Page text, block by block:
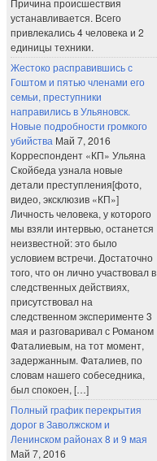
Причина происшествия
устанавливается. Всего
привлекались 4 человека и 2
единицы техники.
Жестоко расправившись с
Гоштом и пятью членами его
семьи, преступники
направились в Ульяновск.
Новые подробности громкого
убийства Май 7, 2016
Корреспондент «КП» Ульяна
Скойбеда узнала новые
детали преступления[фото,
видео, эксклюзив «КП»]
Личность человека, у которого
мы взяли интервью, останется
неизвестной: это было
условием встречи. Достаточно
того, что он лично участвовал в
следственных действиях,
присутствовал на
следственном эксперименте 3
мая и разговаривал с Романом
Фаталиевым, на тот момент,
задержанным. Фаталиев, по
словам нашего собеседника,
был спокоен, […]
Полный график перекрытия
дорог в Заволжском и
Ленинском районах 8 и 9 мая
Май 7, 2016